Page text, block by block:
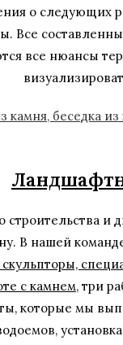
о следующих
Все
все нюансы
и
В нашей
с камнем, три
которые мы